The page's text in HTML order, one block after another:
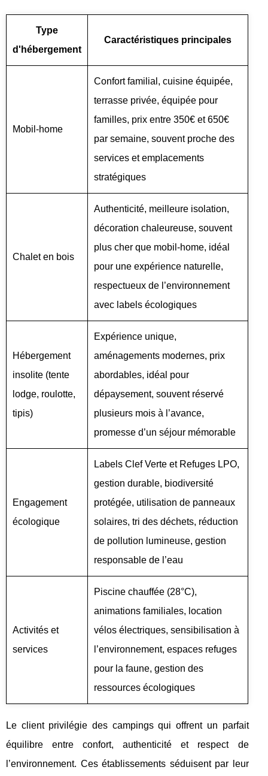
Type
d'hébergement
Caractéristiques principales
Mobil-home
Confort familial, cuisine équipée,
terrasse privée, équipée pour
familles, prix entre 350€ et 650€
par semaine, souvent proche des
services et emplacements
stratégiques
Chalet en bois
Authenticité, meilleure isolation,
décoration chaleureuse, souvent
plus cher que mobil-home, idéal
pour une expérience naturelle,
respectueux de l’environnement
avec labels écologiques
Hébergement
insolite (tente
lodge, roulotte,
tipis)
Expérience unique,
aménagements modernes, prix
abordables, idéal pour
dépaysement, souvent réservé
plusieurs mois à l’avance,
promesse d’un séjour mémorable
Engagement
écologique
Labels Clef Verte et Refuges LPO,
gestion durable, biodiversité
protégée, utilisation de panneaux
solaires, tri des déchets, réduction
de pollution lumineuse, gestion
responsable de l’eau
Activités et
services
Piscine chauffée (28°C),
animations familiales, location
vélos électriques, sensibilisation à
l’environnement, espaces refuges
pour la faune, gestion des
ressources écologiques
Le client privilégie des campings qui offrent un parfait
équilibre entre confort, authenticité et respect de
l’environnement. Ces établissements séduisent par leur